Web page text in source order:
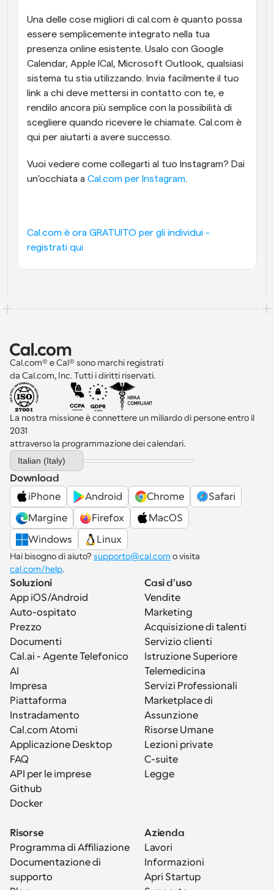
Una delle cose migliori di cal.com è quanto possa
essere semplicemente integrato nella tua
presenza online esistente. Usalo con Google
Calendar, Apple ICal, Microsoft Outlook, qualsiasi
sistema tu stia utilizzando. Invia facilmente il tuo
link a chi deve mettersi in contatto con te, e
rendilo ancora più semplice con la possibilità di
scegliere quando ricevere le chiamate. Cal.com è
qui per aiutarti a avere successo.
Vuoi vedere come collegarti al tuo Instagram? Dai
un'occhiata a Cal.com per Instagram.
Cal.com è ora GRATUITO per gli individui -
registrati qui
Cal.com® e Cal® sono marchi registrati
da Cal.com, Inc. Tutti i diritti riservati.
La nostra missione è connettere un miliardo di persone entro il
2031
attraverso la programmazione dei calendari.
Select Language
Italian (Italy)
Download
iPhone
Android Chrome
Safari
Margine
Firefox
MacOS
Windows
Linux
Hai bisogno di aiuto? supporto@cal.com
cal.com/help.
Soluzioni
App iOS/Android
Auto-ospitato
Prezzo
Documenti
Cal.ai - Agente Telefonico
AI
Impresa
Piattaforma
Instradamento
Cal.com Atomi
Applicazione Desktop
FAQ
API per le imprese
Github
Docker
Casi d'uso
Vendite
Marketing
Acquisizione di talenti
Servizio clienti
Istruzione Superiore
Telemedicina
Servizi Professionali
Marketplace di
Assunzione
Risorse Umane
Lezioni private
C-suite
Legge
Risorse
Programma di Affiliazione
Documentazione di
supporto
Azienda
Lavori
Informazioni
Apri Startup